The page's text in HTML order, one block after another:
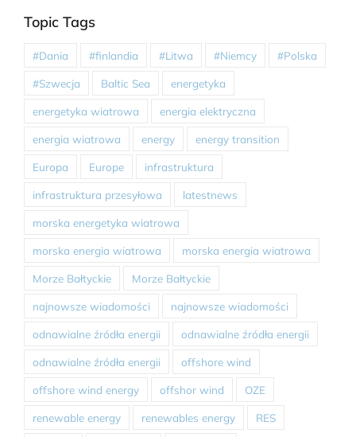
Topic Tags
#Dania #finlandia #Litwa #Niemcy #Polska
#Szwecja Baltic Sea energetyka
energetyka wiatrowa energia elektryczna
energia wiatrowa energy energy transition
Europa Europe infrastruktura
infrastruktura przesyłowa latestnews
morska energetyka wiatrowa
morska energia wiatrowa morska energia wiatrowa
Morze Bałtyckie Morze Bałtyckie
najnowsze wiadomości najnowsze wiadomości
odnawialne źródła energii odnawialne źródła energii
odnawialne źródła energii offshore wind
offshore wind energy offshor wind OZE
renewable energy renewables energy RES